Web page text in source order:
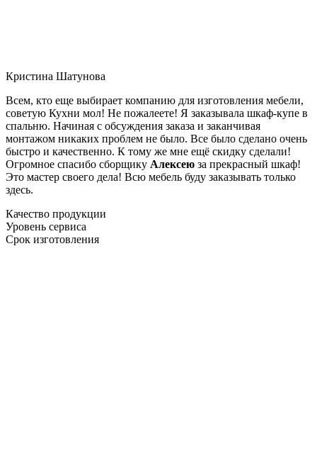
Кристина Шатунова
Всем, кто еще выбирает компанию для изготовления мебели,
советую Кухни мол! Не пожалеете! Я заказывала шкаф-купе в
спальню. Начиная с обсуждения заказа и заканчивая
монтажом никаких проблем не было. Все было сделано очень
быстро и качественно. К тому же мне ещё скидку сделали!
Огромное спасибо сборщику Алексею за прекрасный шкаф!
Это мастер своего дела! Всю мебель буду заказывать только
здесь.
Качество продукции
Уровень сервиса
Срок изготовления